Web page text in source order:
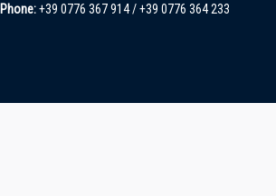
Phone:+39 0776 367 914 / +39 0776 364 233